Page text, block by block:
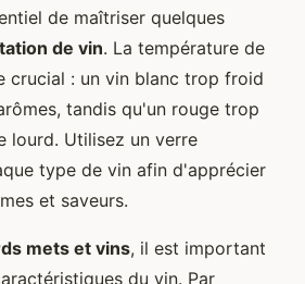
de maîtriser quelques
de vin. La température de
crucial : un vin blanc trop froid
tandis qu'un rouge trop
lourd. Utilisez un verre
type de vin afin d'apprécier
et saveurs.
mets et vins, il est important
du vin. Par